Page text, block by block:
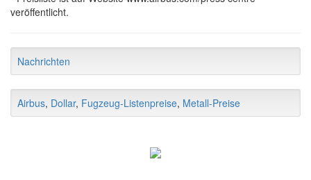
veröffentlicht.
Nachrichten
Airbus, Dollar, Fugzeug-Listenpreise, Metall-Preise